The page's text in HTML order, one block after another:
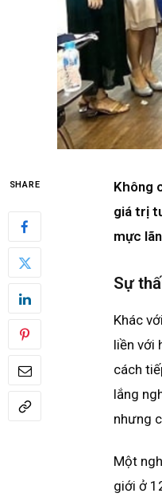
SHARE
Không
giá trị
mực
Sự
Khác
liền với
cách
lắng
nhưng
Một
giới ở